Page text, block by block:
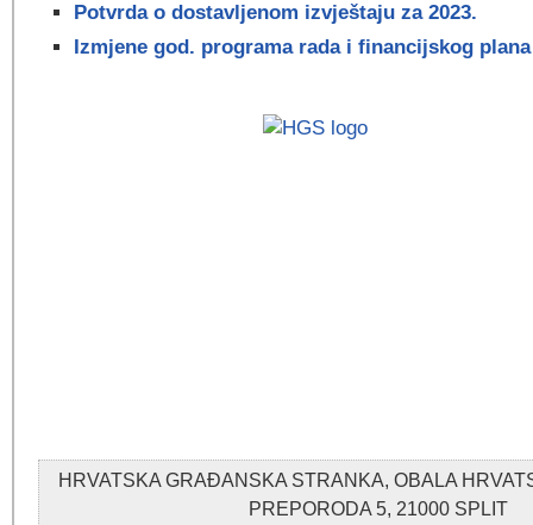
Potvrda o dostavljenom izvještaju za 2023.
Izmjene god. programa rada i financijskog plana
HRVATSKA GRAĐANSKA STRANKA, OBALA
PREPORODA 5, 21000 SPLIT